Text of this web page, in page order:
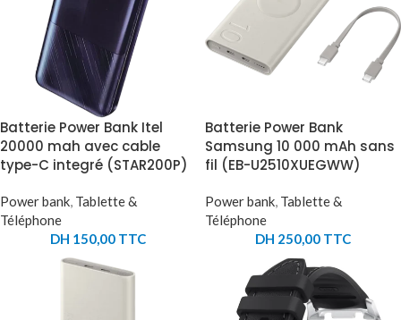
Batterie Power Bank Itel
20000 mah avec cable
type-C integré (STAR200P)
Power bank Tablette &
Téléphone
DH 150,00 TTC
Batterie Power Bank
Samsung 10 000 mAh sans
fil (EB-U2510XUEGWW)
Power bank Tablette &
Téléphone
DH 250,00 TTC